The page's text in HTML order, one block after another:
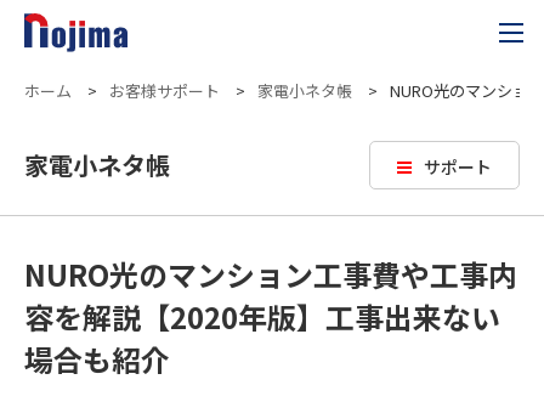
ホーム > お客様サポート > 家電小ネタ帳 > NURO光のマンショ
サポート
家電小ネタ帳
NURO光のマンション工事費や工事内
容を解説【2020年版】工事出来ない
場合も紹介